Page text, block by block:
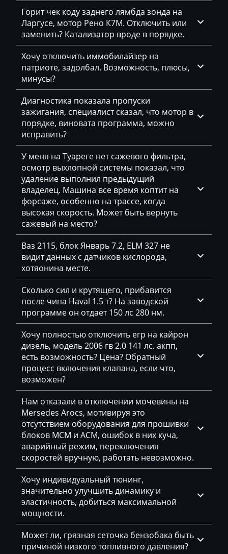
Comacchio
Cupra
Dacia
Daewoo
DAF
Daihatsu
Dammann
Derways
Deutz
Dewulf
Dieci
Dodge
Doosan
Doppstadt
Dynapac
EcoLog
Eggersmann
Exeed
Extreme moto
Faresin
Farmtrac
FAW
Fendt
Fiat
Ford
Foton
Freightliner
Furukawa
Горит чек коду заднего лямбда зонда на
Ларгусе, мотор Рено К7М. Отключить или
заменить? Катализатор вроде в порядке.
Хочу отключить иммобилайзер на
патриоте, задолбал. Возможность, плюсы,
минусы?
Диагностика показала пропуски
зажигания, специалист сказал, что мотор в
порядке, виновата программа, можно
исправить?
У меня на Туареге нет сажевого фильтра,
осмотр выхлопной системы показал, что
удаление выполнил предыдущий
владелец. Машина все время коптит на
форсаже, особенно на трассе, когда
высокая скорость. Может быть вернуть
сажевый на место?
Ваз 2115, блок Январь 7.2, ELM 327 не
видит данных с датчиков кислорода,
хотяонина месте.
Сколько сил и крутящего, прибавится
после чипа Haval 1.5 т? На заводской
программе он отдает 150 лс 280 нм.
Хочу полностью отключить егр на кайрон
дизель, модель 2006 гв 2.0 141 лс. акпп,
есть возможность? Цена? Обратный
процесс включения клапана, если что,
возможен?
Нам отказали в отключении мочевины на
Mersedes Arocs, мотивируя это
отсутствием оборудования для прошивки
блоков MCM и ACM, ошибок в них куча,
аварийный режим, переключения
скоростей вручную, работать невозможно.
Хочу индивидуальный тюнинг,
значительно улучшить динамику и
эластичность, добиться максимальной
мощности.
Может ли, грязная сеточка бензобака быть
причиной низкого топливного давления?